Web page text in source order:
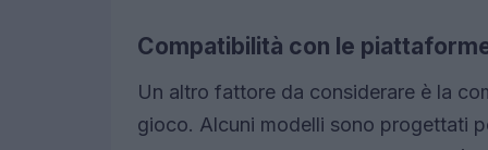
Compatibilità con le
Un altro fattore da considerare è la
gioco. Alcuni modelli sono progettati